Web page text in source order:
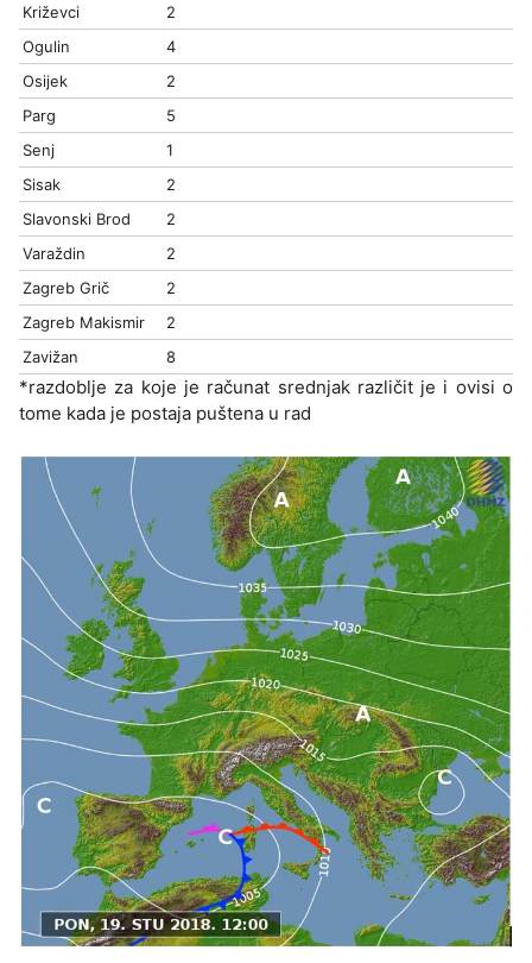
Križevci
2
Ogulin
4
Osijek
2
Parg
5
Senj
1
Sisak
2
Slavonski Brod
2
Varaždin
2
Zagreb Grič
2
Zagreb Makismir
2
Zavižan
8
*razdoblje za koje je računat srednjak različit je i ovisi o
tome kada je postaja puštena u rad